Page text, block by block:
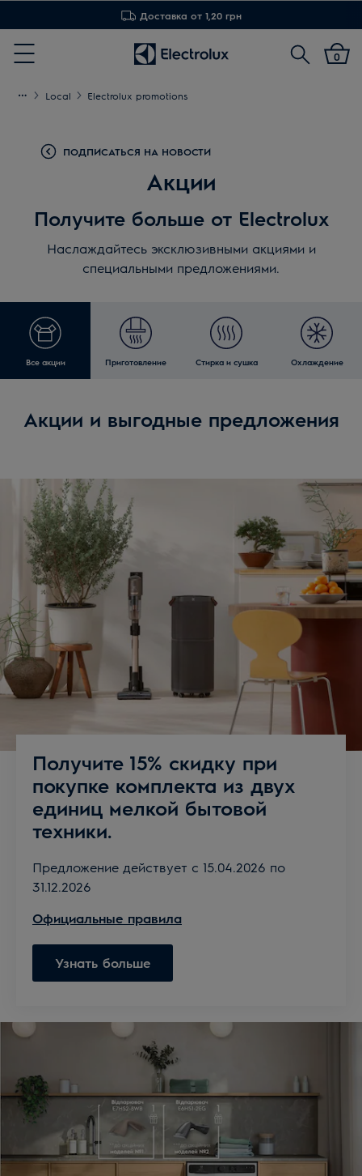
Доставка от 1,20 грн
Menu
Поиск 0
Local Electrolux promotions
ПОДПИСАТЬСЯ НА НОВОСТИ
Акции
Получите больше от Electrolux
Наслаждайтесь эксклюзивными акциями и
специальными предложениями.
Все акции Приготовление Стирка и сушка Охлаждение
Акции и выгодные предложения
Получите 15% скидку при
покупке комплекта из двух
единиц мелкой бытовой
техники.
Предложение действует с 15.04.2026 по
31.12.2026
Официальные правила
Узнать больше